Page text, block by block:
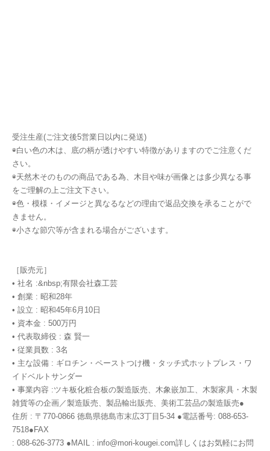
受注生産(ご注文後5営業日以内に発送)
◉白い色の木は、底の柄が透けやすい特徴がありますのでご注意くだ
さい。
◉天然木そのものの商品である為、木目や味が画像とは多少異なる事
をご理解の上ご注文下さい。
◉色・模様・イメージと異なるなどの理由で返品交換を承ることがで
きません。
◉小さな節穴等が含まれる場合がございます。
［販売元］
• 社名 :&nbsp;有限会社森工芸
• 創業 : 昭和28年
• 設立 : 昭和45年6月10日
• 資本金 : 500万円
• 代表取締役 : 森 賢一
• 従業員数 : 3名
• 主な設備 : ギロチン・ペーストつけ機・タッチ式ホットプレス・ワ
イドベルトサンダー
• 事業内容 :ツキ板化粧合板の製造販売、木象嵌加工、木製家具・木製
雑貨等の企画／製造販売、製品輸出販売、美術工芸品の製造販売●
住所 : 〒770-0866 徳島県徳島市末広3丁目5-34 ●電話番号: 088-653-
7518●FAX
: 088-626-3773 ●MAIL : info@mori-kougei.com詳しくはお気軽にお問